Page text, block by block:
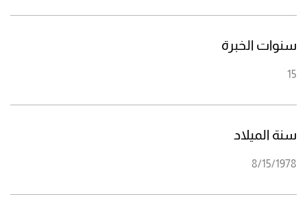
سنوات الخبرة
15
سنة الميلاد
8/15/1978